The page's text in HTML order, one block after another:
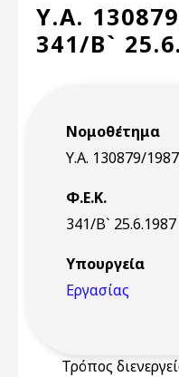
Υ.Α.
341/Β`
Νομοθέτημα
Υ.Α. 130879/1987
Φ.Ε.Κ.
341/Β` 25.6.1987
Υπουργεία
Εργασίας
Τρόπος